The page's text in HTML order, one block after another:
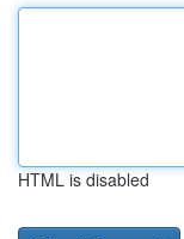
HTML is disabled